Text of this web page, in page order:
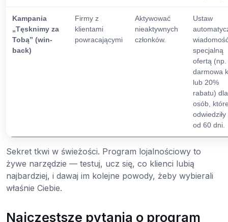
Kampania
„Tęsknimy za
Tobą” (win-
back)
Firmy z
klientami
powracającymi
Aktywować
nieaktywnych
członków.
Ustaw
specjalną
ofertą (np.
darmowa
lub 20%
rabatu) dla
osób,
odwiedziły
od 60 dni.
Sekret tkwi w świeżości. Program lojalnościowy to
żywe narzędzie — testuj, ucz się, co klienci lubią
najbardziej, i dawaj im kolejne powody, żeby wybierali
właśnie Ciebie.
Najczęstsze pytania o program